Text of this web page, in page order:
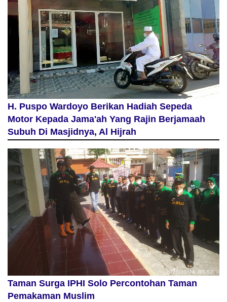
H. Puspo Wardoyo Berikan Hadiah Sepeda
Motor Kepada Jama'ah Yang Rajin Berjamaah
Subuh Di Masjidnya, Al Hijrah
Taman Surga IPHI Solo Percontohan Taman
Pemakaman Muslim